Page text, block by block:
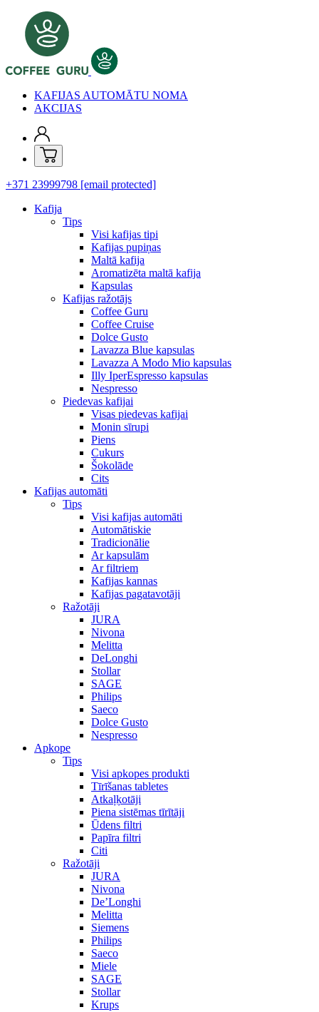
KAFIJAS AUTOMĀTU NOMA
AKCIJAS
+371 23999798 [email protected]
Kafija
Tips
Visi kafijas tipi
Kafijas pupiņas
Maltā kafija
Aromatizēta maltā kafija
Kapsulas
Kafijas ražotājs
Coffee Guru
Coffee Cruise
Dolce Gusto
Lavazza Blue kapsulas
Lavazza A Modo Mio kapsulas
Illy IperEspresso kapsulas
Nespresso
Piedevas kafijai
Visas piedevas kafijai
Monin sīrupi
Piens
Cukurs
Šokolāde
Cits
Kafijas automāti
Tips
Visi kafijas automāti
Automātiskie
Tradicionālie
Ar kapsulām
Ar filtriem
Kafijas kannas
Kafijas pagatavotāji
Ražotāji
JURA
Nivona
Melitta
DeLonghi
Stollar
SAGE
Philips
Saeco
Dolce Gusto
Nespresso
Apkope
Tips
Visi apkopes produkti
Tīrīšanas tabletes
Atkaļķotāji
Piena sistēmas tīrītāji
Ūdens filtri
Papīra filtri
Citi
Ražotāji
JURA
Nivona
De’Longhi
Melitta
Siemens
Philips
Saeco
Miele
SAGE
Stollar
Krups